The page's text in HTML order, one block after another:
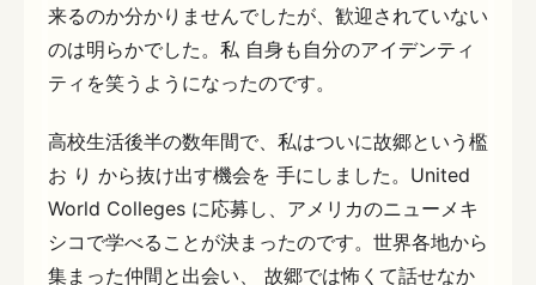
来るのか分かりませんでしたが、歓迎されていない
のは明らかでした。私 自身も自分のアイデンティ
ティを笑うようになったのです。
高校生活後半の数年間で、私はついに故郷という檻
お り から抜け出す機会を 手にしました。United
World Colleges に応募し、アメリカのニューメキ
シコで学べることが決まったのです。世界各地から
集まった仲間と出会い、 故郷では怖くて話せなか